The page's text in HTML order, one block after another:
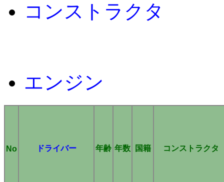
コンストラクタ
エンジン
No ドライバー 年齢 年数 国籍 コンストラクタ